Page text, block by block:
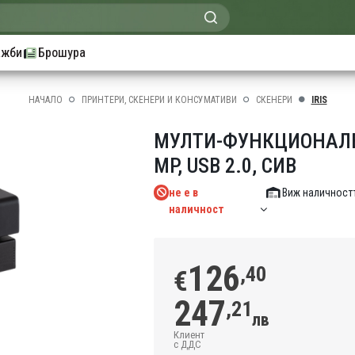
Брошура
НАЧАЛО ПРИНТЕРИ, СКЕНЕРИ И КОНСУМАТИВИ СКЕНЕРИ IRIS
МУЛТИ-
MP, USB 2.0, СИВ
не е в
наличност
Виж
€126,40
247,21лв
Клиент
с ДДС